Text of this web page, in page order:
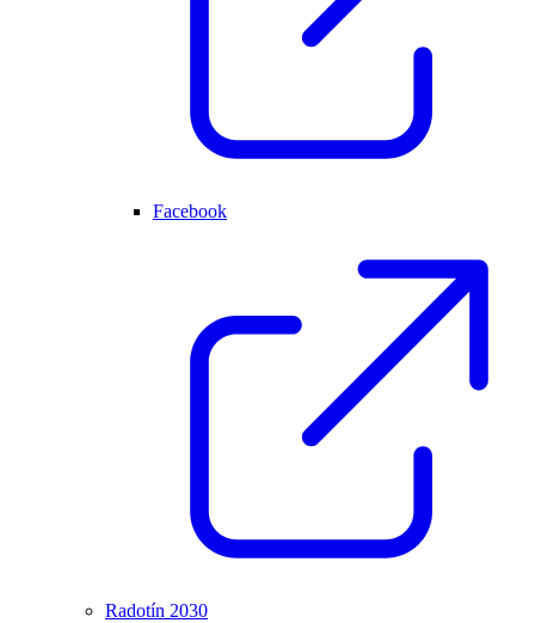
Facebook
Radotín 2030